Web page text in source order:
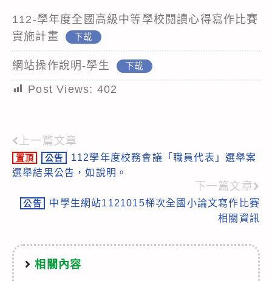
112-學年度全國高級中等學校閱讀心得寫作比賽
實施計畫
下載
網站操作說明-學生 下載
Post Views: 402
Read
more
上一篇文章
置頂 公告
112學年度校務會議「職員代表」選舉案
選舉結果公告，如說明。
下一篇文章
公告
中學生網站1121015梯次全國小論文寫作比賽
相關資訊
相關內容